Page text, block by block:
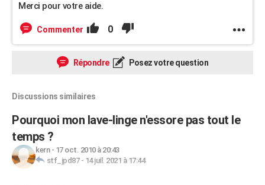
Merci pour votre aide.
Commenter 0
Répondre Posez votre question
Discussions similaires
Pourquoi mon lave-linge n'essore pas tout le
temps ?
kern- 17 oct. 2010 à 20:43
stf_jpd87- 14 juil. 2021 à 17:44